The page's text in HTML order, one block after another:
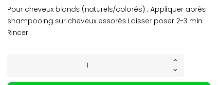
Pour cheveux blonds (naturels/colorés) : Appliquer après
shampooing sur cheveux essorés Laisser poser 2-3 min
Rincer